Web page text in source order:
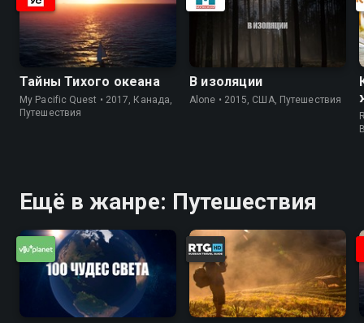
Тайны Тихого океана
My Pacific Quest • 2017, Канада,
Путешествия
В изоляции
Alone • 2015, США, Путешествия
Ещё в жанре: Путешествия